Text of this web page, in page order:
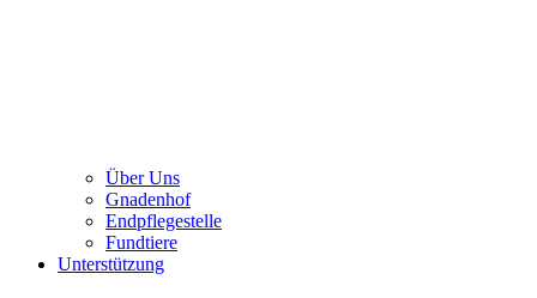
Über Uns
Gnadenhof
Endpflegestelle
Fundtiere
Unterstützung